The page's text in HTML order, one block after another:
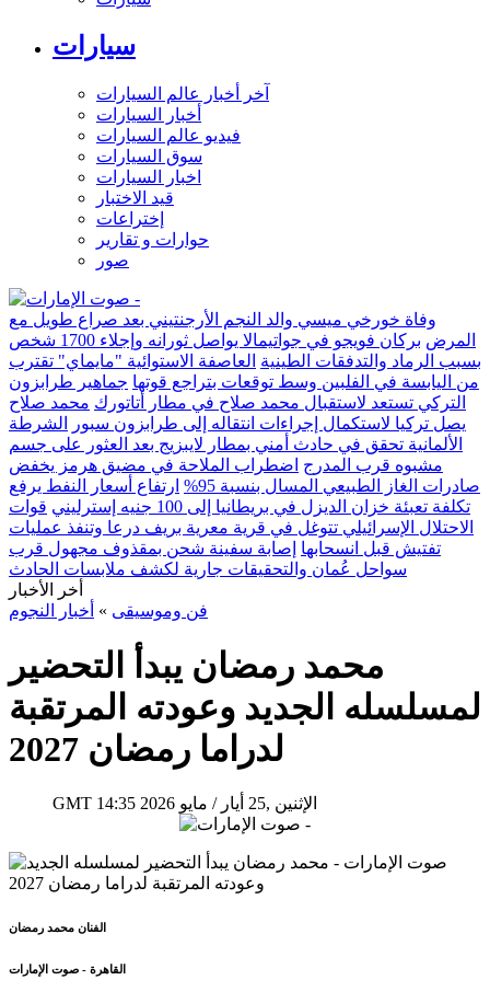
سيارات
آخر أخبار عالم السيارات
أخبار السيارات
فيديو عالم السيارات
سوق السيارات
اخبار السيارات
قيد الاختبار
إختراعات
حوارات و تقارير
صور
وفاة خورخي ميسي والد النجم الأرجنتيني بعد صراع طويل مع
المرض
بركان فويجو في جواتيمالا يواصل ثورانه وإجلاء 1700 شخص
بسبب الرماد والتدفقات الطينية العاصفة الاستوائية "مايماي" تقترب
من اليابسة في الفلبين وسط توقعات بتراجع قوتها جماهير طرابزون
التركي تستعد لاستقبال محمد صلاح في مطار أتاتورك محمد صلاح
يصل تركيا لاستكمال إجراءات انتقاله إلى طرابزون سبور
الشرطة
الألمانية تحقق في حادث أمني بمطار لايبزيج بعد العثور على جسم
مشبوه قرب المدرج اضطراب الملاحة في مضيق هرمز يخفض
صادرات الغاز الطبيعي المسال بنسبة 95%
ارتفاع أسعار النفط يرفع
تكلفة تعبئة خزان الديزل في بريطانيا إلى 100 جنيه إسترليني
قوات
الاحتلال الإسرائيلي تتوغل في قرية معرية بريف درعا وتنفذ عمليات
تفتيش قبل انسحابها إصابة سفينة شحن بمقذوف مجهول قرب
سواحل عُمان والتحقيقات جارية لكشف ملابسات الحادث
أخر الأخبار
فن وموسيقى » أخبار النجوم
محمد رمضان يبدأ التحضير
لمسلسله الجديد وعودته المرتقبة
لدراما رمضان 2027
GMT 14:35 2026 الإثنين ,25 أيار / مايو
الفنان محمد رمضان
القاهرة - صوت الإمارات